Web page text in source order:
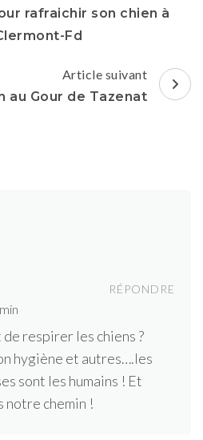
rafraichir son chien à
Fd
Article suivant
au Gour de Tazenat
RÉPONDRE
respirer les chiens ?
hygiène et autres….les
sont les humains ! Et
notre chemin !